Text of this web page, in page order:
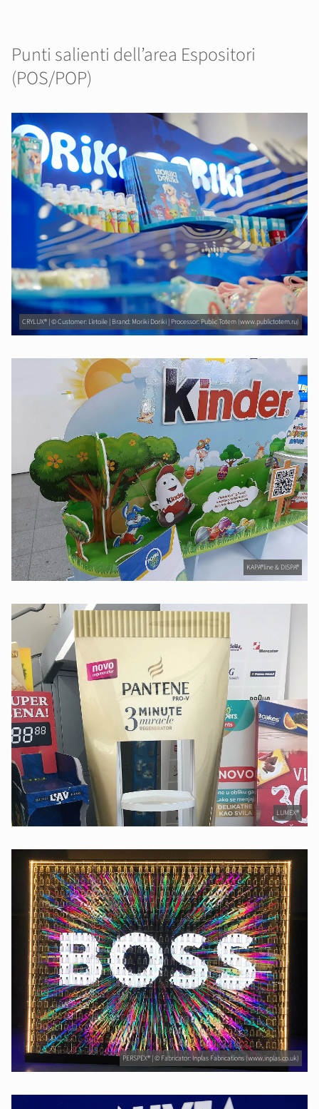
Punti salienti dell’area Espositori
(POS/POP)
CRYLUX® | © Customer: L’etoile | Brand: Moriki Doriki | Processor: Public Totem (www.publictotem.ru)
KAPA®line & DISPA®
LUMEX®
PERSPEX® | © Fabricator: Inplas Fabrications (www.inplas.co.uk)